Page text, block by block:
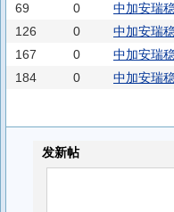
69
0
中加安瑞
126
0
中加安瑞
167
0
中加安瑞
184
0 中加安瑞